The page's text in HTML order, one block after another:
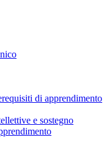
di apprendimento
e sostegno